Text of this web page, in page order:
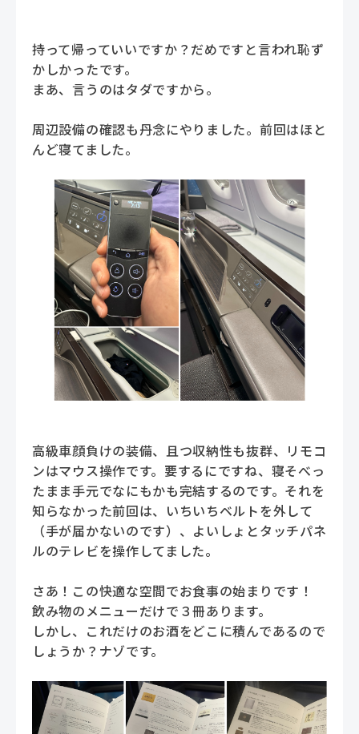
持って帰っていいですか？だめですと言われ恥ず
かしかったです。
まあ、言うのはタダですから。
周辺設備の確認も丹念にやりました。前回はほと
んど寝てました。
高級車顔負けの装備、且つ収納性も抜群、リモコ
ンはマウス操作です。要するにですね、寝そべっ
たまま手元でなにもかも完結するのです。それを
知らなかった前回は、いちいちベルトを外して
（手が届かないのです）、よいしょとタッチパネ
ルのテレビを操作してました。
さあ！この快適な空間でお食事の始まりです！
飲み物のメニューだけで３冊あります。
しかし、これだけのお酒をどこに積んであるので
しょうか？ナゾです。